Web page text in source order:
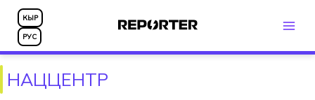
Перейти
содержимому
КЫР
РУС
НАЦЦЕНТР